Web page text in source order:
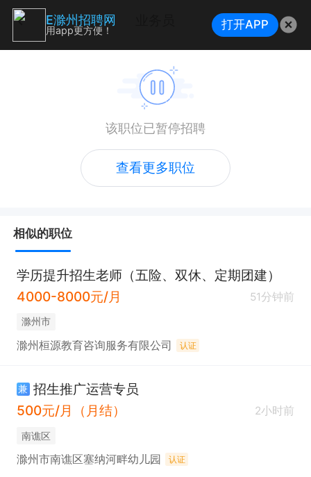
该职位已暂停招聘
查看更多职位
相似的职位
学历提升招生老师（五险、双休、定期团建）
4000-8000元/月
51分钟前
滁州市
滁州桓源教育咨询服务有限公司 认证
兼 招生推广运营专员
500元/月（月结）
2小时前
南谯区
滁州市南谯区塞纳河畔幼儿园 认证
E滁州招聘网
用app更方便！ 打开APP